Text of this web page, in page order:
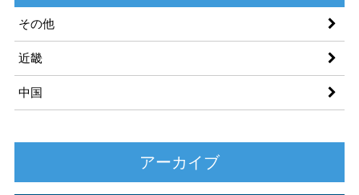
その他
近畿
中国
アーカイブ